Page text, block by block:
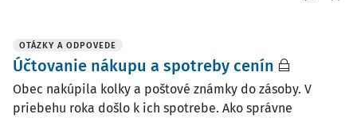
OTÁZKY A ODPOVEDE
Účtovanie nákupu a spotreby cenín
Obec nakúpila kolky a poštové známky do zásoby. V
priebehu roka došlo k ich spotrebe. Ako správne